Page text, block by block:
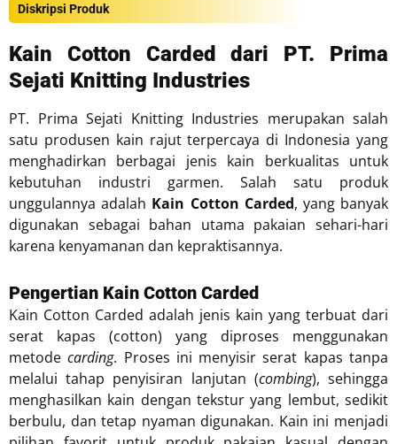
Diskripsi Produk
Kain Cotton Carded dari PT. Prima
Sejati Knitting Industries
PT. Prima Sejati Knitting Industries merupakan salah
satu produsen kain rajut terpercaya di Indonesia yang
menghadirkan berbagai jenis kain berkualitas untuk
kebutuhan industri garmen. Salah satu produk
unggulannya adalah Kain Cotton Carded, yang banyak
digunakan sebagai bahan utama pakaian sehari-hari
karena kenyamanan dan kepraktisannya.
Pengertian Kain Cotton Carded
Kain Cotton Carded adalah jenis kain yang terbuat dari
serat kapas (cotton) yang diproses menggunakan
metodecarding. Proses ini menyisir serat kapas tanpa
melalui tahap penyisiran lanjutan (combing), sehingga
menghasilkan kain dengan tekstur yang lembut, sedikit
berbulu, dan tetap nyaman digunakan. Kain ini menjadi